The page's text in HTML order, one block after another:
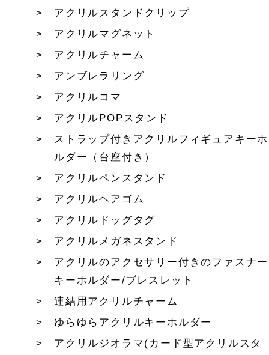
アクリルスタンドクリップ
アクリルマグネット
アクリルチャーム
アンブレラリング
アクリルコマ
アクリルPOPスタンド
ストラップ付きアクリルフィギュアキーホ
ルダー（台座付き）
アクリルペンスタンド
アクリルヘアゴム
アクリルドッグタグ
アクリルメガネスタンド
アクリルのアクセサリー付きのファスナー
キーホルダー/ブレスレット
連結用アクリルチャーム
ゆらゆらアクリルキーホルダー
アクリルジオラマ(カード型アクリルスタ